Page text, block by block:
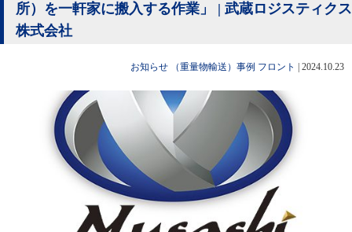
所）を一軒家に搬入する作業」 | 武蔵ロジスティクス
株式会社
お知らせ （重量物輸送）事例 フロント 2024.10.23